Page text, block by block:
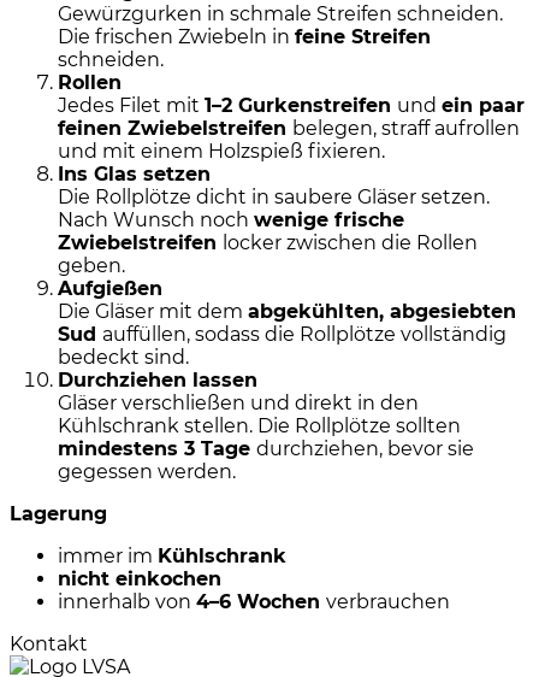
Gewürzgurken in schmale Streifen schneiden.
Die frischen Zwiebeln in feine Streifen
schneiden.
Rollen
Jedes Filet mit 1–2 Gurkenstreifen und ein paar
feinen Zwiebelstreifen belegen, straff aufrollen
und mit einem Holzspieß fixieren.
Ins Glas setzen
Die Rollplötze dicht in saubere Gläser setzen.
Nach Wunsch noch wenige frische
Zwiebelstreifen locker zwischen die Rollen
geben.
Aufgießen
Die Gläser mit dem abgekühlten, abgesiebten
Sud auffüllen, sodass die Rollplötze vollständig
bedeckt sind.
Durchziehen lassen
Gläser verschließen und direkt in den
Kühlschrank stellen. Die Rollplötze sollten
mindestens 3 Tage durchziehen, bevor sie
gegessen werden.
Lagerung
immer im Kühlschrank
nicht einkochen
innerhalb von 4–6 Wochen verbrauchen
Kontakt